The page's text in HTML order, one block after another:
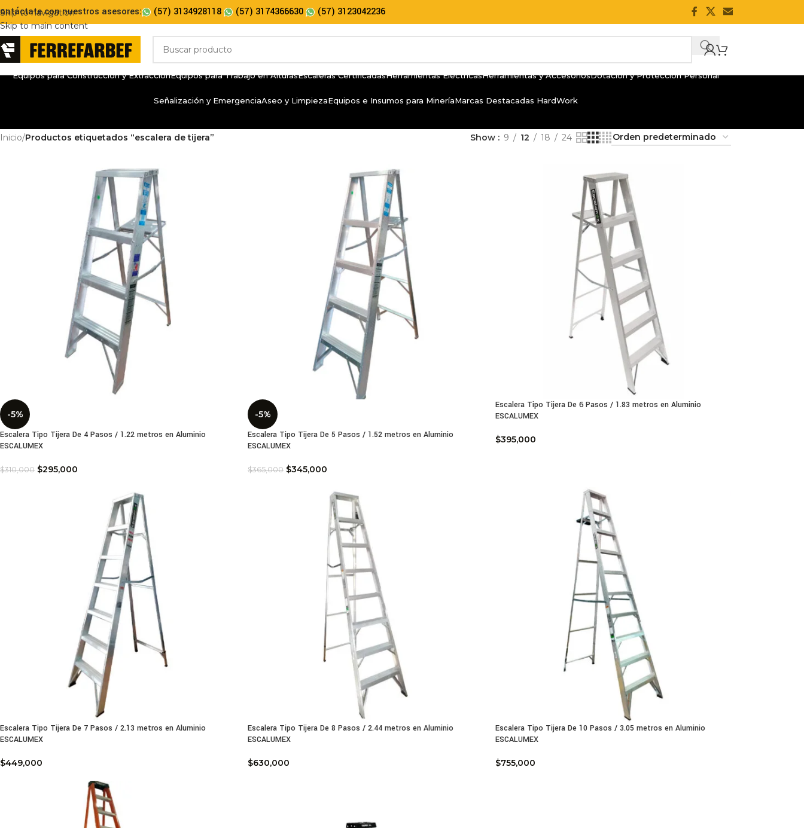
Skip to navigation
Skip to main content
con nuestros asesores: (57) 3134928118 (57) 3174366630 (57) 3123042236
Equipos para Construcción y ExtracciónEquipos para Trabajo en AlturasEscaleras CertificadasHerramientas EléctricasHerramientas y AccesoriosDotación y Protección Personal
Señalización y EmergenciaAseo y LimpiezaEquipos e Insumos para MineríaMarcas Destacadas HardWork
Inicio/Productos etiquetados “escalera de tijera” Show 9 12 18 24
-5%
Escalera Tipo Tijera De 4 Pasos / 1.22 metros en Aluminio
ESCALUMEX
$310,000 $295,000
-5%
Escalera Tipo Tijera De 5 Pasos / 1.52 metros en Aluminio
ESCALUMEX
$365,000 $345,000
Escalera Tipo Tijera De 6 Pasos / 1.83 metros en Aluminio
ESCALUMEX
$395,000
Escalera Tipo Tijera De 7 Pasos / 2.13 metros en Aluminio
ESCALUMEX
$449,000
Escalera Tipo Tijera De 8 Pasos / 2.44 metros en Aluminio
ESCALUMEX
$630,000
Escalera Tipo Tijera De 10 Pasos / 3.05 metros en Aluminio
ESCALUMEX
$755,000